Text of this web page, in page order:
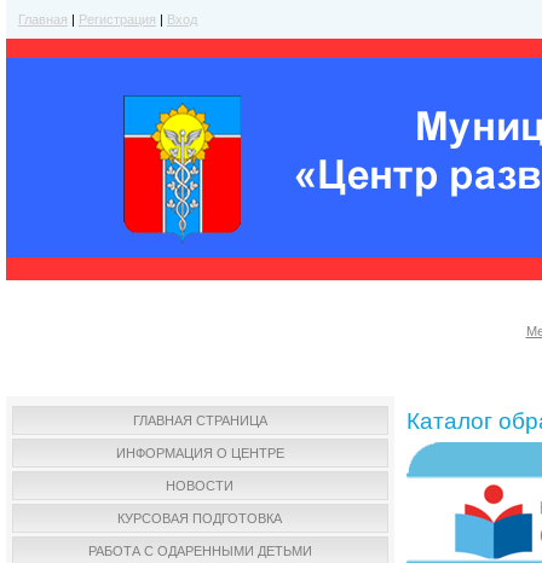
Главная | Регистрация | Вход
ГЛАВНАЯ СТРАНИЦА
ИНФОРМАЦИЯ О ЦЕНТРЕ
НОВОСТИ
КУРСОВАЯ ПОДГОТОВКА
РАБОТА С ОДАРЕННЫМИ ДЕТЬМИ
Каталог